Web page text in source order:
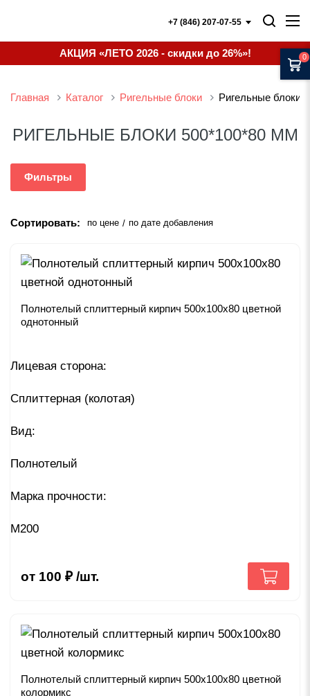
АКЦИЯ «ЛЕТО 2026 - скидки до 26%»!
+7 (846) 207-07-55
0
Главная Каталог Ригельные блоки Ригельные блоки
РИГЕЛЬНЫЕ БЛОКИ 500*100*80 ММ
Фильтры
Сортировать: по цене / по дате добавления
Полнотелый сплиттерный кирпич 500х100х80 цветной
однотонный
Лицевая сторона:
Сплиттерная (колотая)
Вид:
Полнотелый
Марка прочности:
М200
от 100 ₽ /шт.
Полнотелый сплиттерный кирпич 500х100х80 цветной
колормикс